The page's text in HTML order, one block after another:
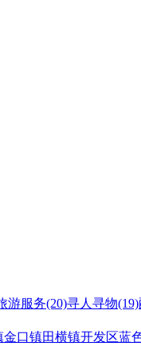
游服务(20)寻人寻物(19)
金口镇田横镇开发区蓝